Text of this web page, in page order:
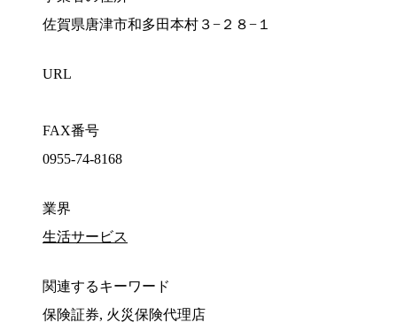
佐賀県唐津市和多田本村３−２８−１
URL
FAX番号
0955-74-8168
業界
生活サービス
関連するキーワード
保険証券, 火災保険代理店